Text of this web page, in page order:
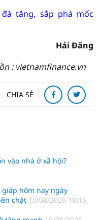
tăng, sắp phá mốc
Hải Đăng
: vietnamfinance.vn
CHIA SẺ
vào nhà ở xã hội?
giáp hôm nay ngày
chặt 10/08/2026 18:15